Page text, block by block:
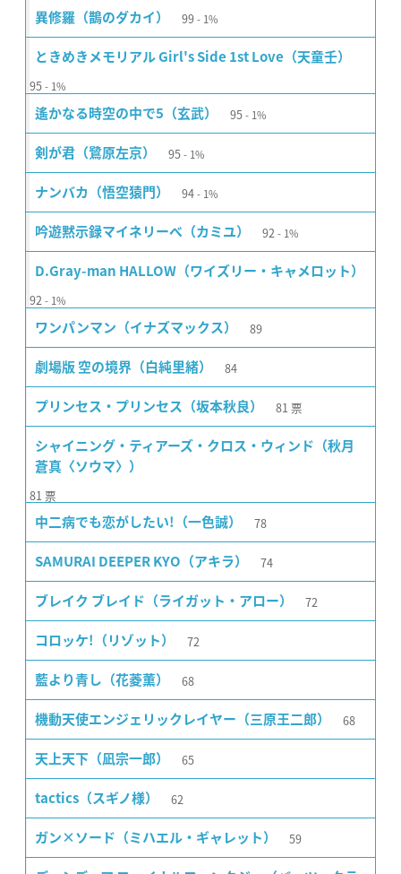
異修羅（鵲のダカイ） 99 1%
ときめきメモリアル Girl's Side 1st Love（天童壬）
95 1%
遙かなる時空の中で5（玄武） 95 1%
剣が君（鷺原左京） 95 1%
ナンバカ（悟空猿門） 94 1%
吟遊黙示録マイネリーベ（カミユ） 92 1%
D.Gray-man HALLOW（ワイズリー・キャメロット）
92 1%
ワンパンマン（イナズマックス） 89
劇場版 空の境界（白純里緒） 84
プリンセス・プリンセス（坂本秋良） 81 票
シャイニング・ティアーズ・クロス・ウィンド（秋月
蒼真〈ソウマ〉）
81 票
中二病でも恋がしたい!（一色誠） 78
SAMURAI DEEPER KYO（アキラ） 74
ブレイク ブレイド（ライガット・アロー） 72
コロッケ!（リゾット） 72
藍より青し（花菱薫） 68
機動天使エンジェリックレイヤー（三原王二郎） 68
天上天下（凪宗一郎） 65
tactics（スギノ様） 62
ガン×ソード（ミハエル・ギャレット） 59